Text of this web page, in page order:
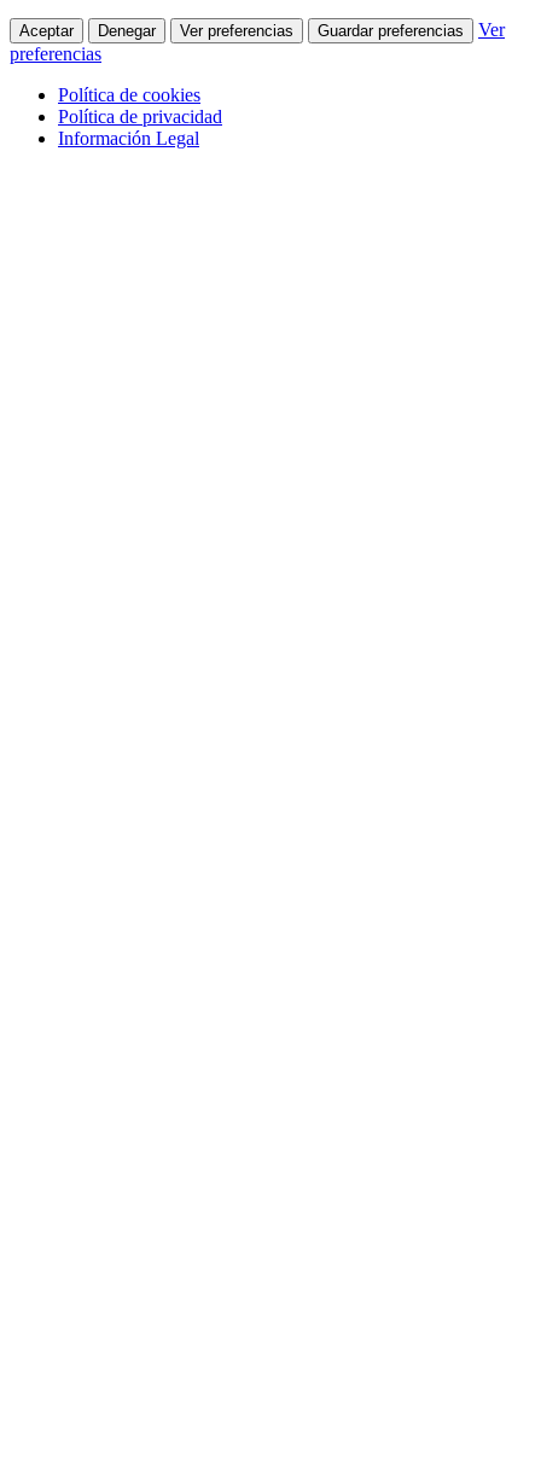
Aceptar Denegar Ver preferencias Guardar preferencias
Ver
preferencias
Política de cookies
Política de privacidad
Información Legal